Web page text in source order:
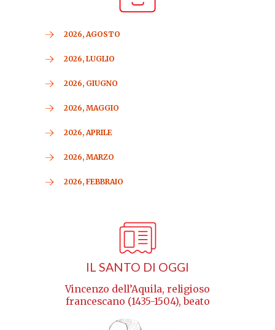
2026, AGOSTO
2026, LUGLIO
2026, GIUGNO
2026, MAGGIO
2026, APRILE
2026, MARZO
2026, FEBBRAIO
IL SANTO DI OGGI
Vincenzo dell’Aquila, religioso
francescano (1435-1504), beato